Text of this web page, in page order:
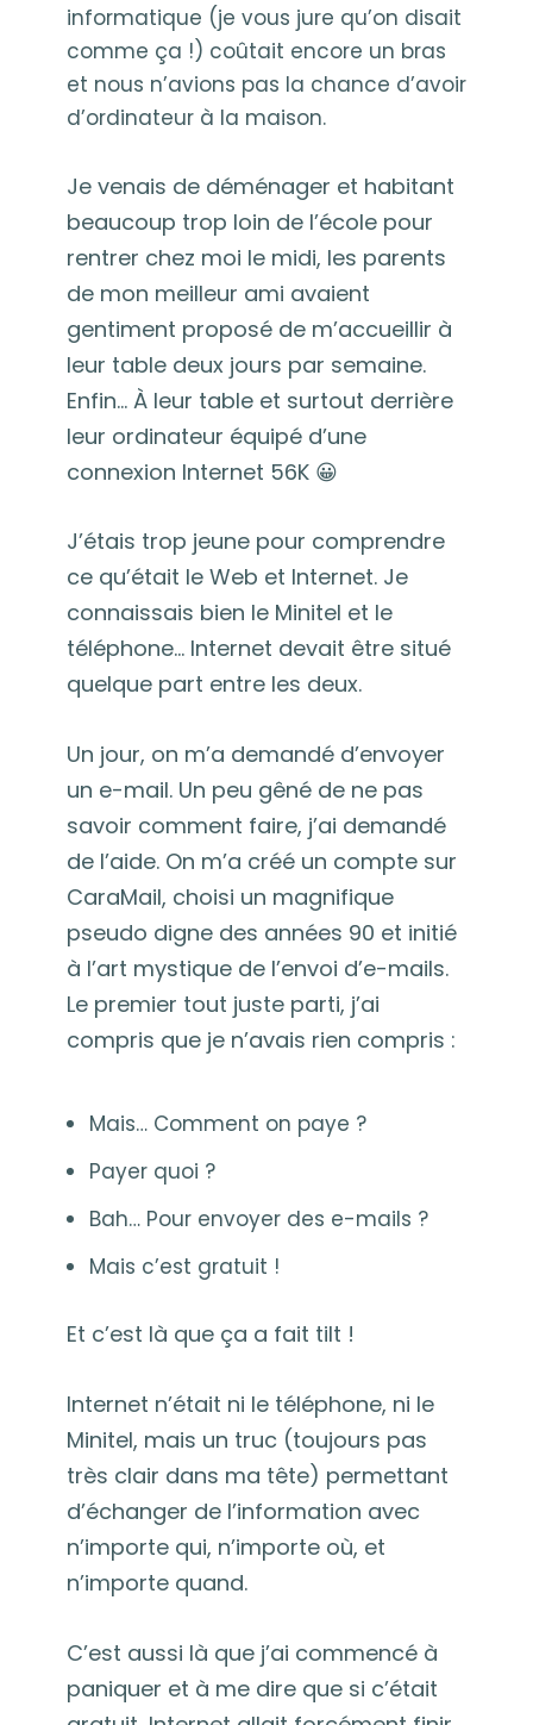
informatique (je vous jure qu’on disait
comme ça !) coûtait encore un bras
et nous n’avions pas la chance d’avoir
d’ordinateur à la maison.
Je venais de déménager et habitant
beaucoup trop loin de l’école pour
rentrer chez moi le midi, les parents
de mon meilleur ami avaient
gentiment proposé de m’accueillir à
leur table deux jours par semaine.
Enfin… À leur table et surtout derrière
leur ordinateur équipé d’une
connexion Internet 56K 😀
J’étais trop jeune pour comprendre
ce qu’était le Web et Internet. Je
connaissais bien le Minitel et le
téléphone… Internet devait être situé
quelque part entre les deux.
Un jour, on m’a demandé d’envoyer
un e-mail. Un peu gêné de ne pas
savoir comment faire, j’ai demandé
de l’aide. On m’a créé un compte sur
CaraMail, choisi un magnifique
pseudo digne des années 90 et initié
à l’art mystique de l’envoi d’e-mails.
Le premier tout juste parti, j’ai
compris que je n’avais rien compris :
Mais… Comment on paye ?
Payer quoi ?
Bah… Pour envoyer des e-mails ?
Mais c’est gratuit !
Et c’est là que ça a fait tilt !
Internet n’était ni le téléphone, ni le
Minitel, mais un truc (toujours pas
très clair dans ma tête) permettant
d’échanger de l’information avec
n’importe qui, n’importe où, et
n’importe quand.
C’est aussi là que j’ai commencé à
paniquer et à me dire que si c’était